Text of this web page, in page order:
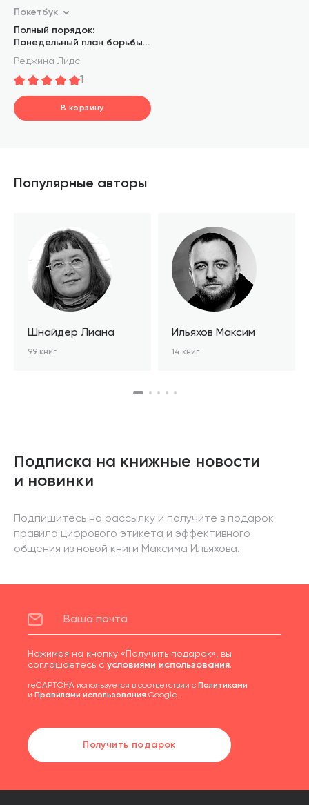
Покетбук
Полный порядок:
Понедельный план борьбы с
хаосом на работе, дома и в
голове
Реджина Лидс
1
В корзину
Популярные авторы
Шнайдер Лиана
99 книг
Ильяхов Максим
14 книг
Подписка на книжные новости
и новинки
Подпишитесь на рассылку и получите в подарок
правила цифрового этикета и эффективного
общения из новой книги Максима Ильяхова.
Нажимая на кнопку «Получить подарок», вы
соглашаетесь с условиями использования.
reCAPTCHA используется в соответствии с Политиками
и Правилами использования Google.
Получить подарок